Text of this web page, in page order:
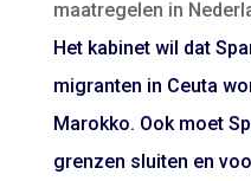
maatregelen in
Het kabinet wil dat
migranten in Ceuta
Marokko. Ook moet
grenzen sluiten en